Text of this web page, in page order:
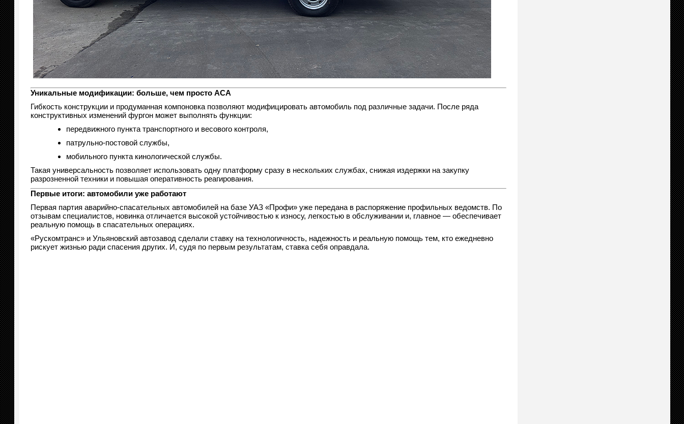
Уникальные модификации: больше, чем просто АСА
Гибкость конструкции и продуманная компоновка позволяют модифицировать автомобиль под различные задачи. После ряда
конструктивных изменений фургон может выполнять функции:
передвижного пункта транспортного и весового контроля,
патрульно-постовой службы,
мобильного пункта кинологической службы.
Такая универсальность позволяет использовать одну платформу сразу в нескольких службах, снижая издержки на закупку
разрозненной техники и повышая оперативность реагирования.
Первые итоги: автомобили уже работают
Первая партия аварийно-спасательных автомобилей на базе УАЗ «Профи» уже передана в распоряжение профильных ведомств. По
отзывам специалистов, новинка отличается высокой устойчивостью к износу, легкостью в обслуживании и, главное — обеспечивает
реальную помощь в спасательных операциях.
«Рускомтранс» и Ульяновский автозавод сделали ставку на технологичность, надежность и реальную помощь тем, кто ежедневно
рискует жизнью ради спасения других. И, судя по первым результатам, ставка себя оправдала.